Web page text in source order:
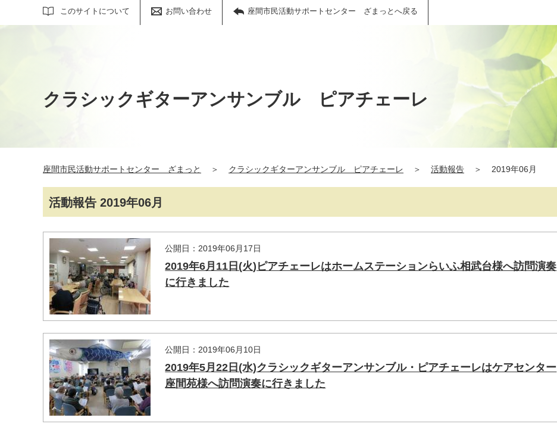
このサイトについて お問い合わせ 座間市民活動サポートセンター ざまっとへ戻る
サイト内検索
クラシックギターアンサンブル ピアチェーレ
座間市民活動サポートセンター ざまっと ＞ クラシックギターアンサンブル ピアチェーレ ＞ 活動報告 ＞ 2019年06月
活動報告 2019年06月
公開日：2019年06月17日
2019年6月11日(火)ピアチェーレはホームステーションらいふ相武台様へ訪問演奏
に行きました
公開日：2019年06月10日
2019年5月22日(水)クラシックギターアンサンブル・ピアチェーレはケアセンター
座間苑様へ訪問演奏に行きました
マイメディア検索